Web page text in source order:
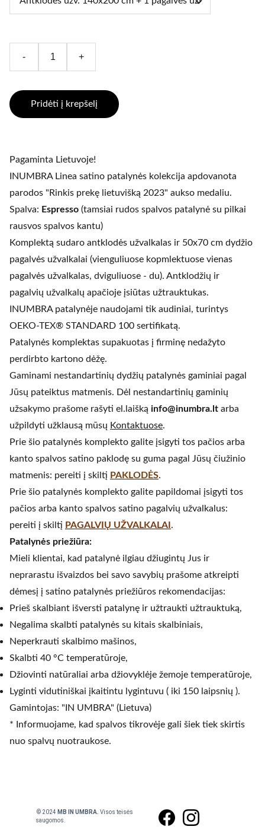
- +
Pridėti į krepšelį
Pagaminta Lietuvoje!
INUMBRA Linea satino patalynės kolekcija apdovanota
parodos "Rinkis prekę lietuvišką 2023" aukso medaliu.
Spalva: Espresso (tamsiai rudos spalvos patalynė su pilkai
rausvos spalvos kantu)
Komplektą sudaro antklodės užvalkalas ir 50x70 cm dydžio
pagalvės užvalkalai (vienguliuose kopmlektuose vienas
pagalvės užvalkalas, dviguliuose - du). Antklodžių ir
pagalvių užvalkalų apačioje įsiūtas užtrauktukas.
INUMBRA patalynėje naudojami tik audiniai, turintys
OEKO-TEX® STANDARD 100 sertifikatą.
Patalynės komplektas supakuotas į firminę nedažyto
perdirbto kartono dėžę.
Gaminami nestandartinių dydžių patalynės gaminiai pagal
Jūsų pateiktus matmenis. Dėl nestandartinių gaminių
užsakymo prašome rašyti el.laišką info@inumbra.lt arba
užpildyti užklausą mūsų Kontaktuose.
Prie šio patalynės komplekto galite įsigyti tos pačios arba
kanto spalvos satino paklodę su guma pagal Jūsų čiužinio
matmenis: pereiti į skiltį PAKLODĖS.
Prie šio patalynės komplekto galite papildomai įsigyti tos
pačios arba kanto spalvos satino pagalvių užvalkalus:
pereiti į skiltį PAGALVIŲ UŽVALKALAI .
Patalynės priežiūra:
Mieli klientai, kad patalynė ilgiau džiugintų Jus ir
neprarastu išvaizdos bei savo savybių prašome atkreipti
dėmesį į satino patalynės priežiūros rekomendacijas:
Prieš skalbiant išversti patalynę ir užtraukti užtrauktuką,
Negalima skalbti patalynės su kitais skalbiniais,
Neperkrauti skalbimo mašinos,
Skalbti 40 °C temperatūroje,
Džiovinti natūraliai arba džiovyklėje žemoje temperatūroje,
Lyginti vidutiniškai įkaitintu lygintuvu ( iki 150 laipsnių ).
Gamintojas: "IN UMBRA" (Lietuva)
* Informuojame, kad spalvos tikrovėje gali šiek tiek skirtis
nuo spalvų nuotraukose.
© 2024 MB IN UMBRA. Visos teisės
saugomos.